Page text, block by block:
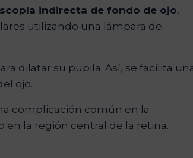
indirecta de fondo de ojo,
utilizando una lámpara de
dilatar su pupila. Así, se facilita
ojo.
complicación común en la
la región central de la retina.